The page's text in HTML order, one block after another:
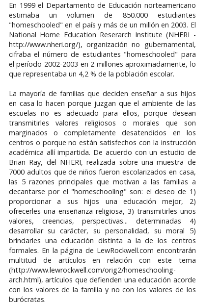
En 1999 el Departamento de Educación norteamericano
estimaba un volumen de 850.000 estudiantes
"homeschooled" en el país y más de un millón en 2003. El
National Home Education Reserarch Institute (NHERI -
http://www.nheri.org/), organización no gubernamental,
cifraba el número de estudiantes "homeschooled" para
el período 2002-2003 en 2 millones aproximadamente, lo
que representaba un 4,2 % de la población escolar.
La mayoría de familias que deciden enseñar a sus hijos
en casa lo hacen porque juzgan que el ambiente de las
escuelas no es adecuado para ellos, porque desean
transmitirles valores religiosos o morales que son
marginados o completamente desatendidos en los
centros o porque no están satisfechos con la instrucción
académica allí impartida. De acuerdo con un estudio de
Brian Ray, del NHERI, realizada sobre una muestra de
7000 adultos que de niños fueron escolarizados en casa,
las 5 razones principales que motivan a las familias a
decantarse por el "homeschooling" son: el deseo de 1)
proporcionar a sus hijos una educación mejor, 2)
ofrecerles una enseñanza religiosa, 3) transmitirles unos
valores, creencias, perspectivas... determinadas 4)
desarrollar su carácter, su personalidad, su moral 5)
brindarles una educación distinta a la de los centros
formales. En la página de LewRockwell.com encontrarán
multitud de artículos en relación con este tema
(http://www.lewrockwell.com/orig2/homeschooling-
arch.html), artículos que defienden una educación acorde
con los valores de la familia y no con los valores de los
burócratas.